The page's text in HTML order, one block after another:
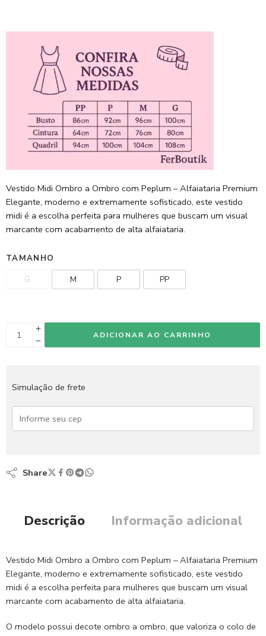
Vestido Midi Ombro a Ombro com Peplum – Alfaiataria Premium
Elegante, moderno e extremamente sofisticado, este vestido
midi é a escolha perfeita para mulheres que buscam um visual
marcante com acabamento de alta alfaiataria.
TAMANHO
G M P PP
ADICIONAR AO CARRINHO
Simulação de frete
Share
Descrição Informação adicional
Vestido Midi Ombro a Ombro com Peplum – Alfaiataria Premium
Elegante, moderno e extremamente sofisticado, este vestido
midi é a escolha perfeita para mulheres que buscam um visual
marcante com acabamento de alta alfaiataria.
O modelo possui decote ombro a ombro, que valoriza o colo de